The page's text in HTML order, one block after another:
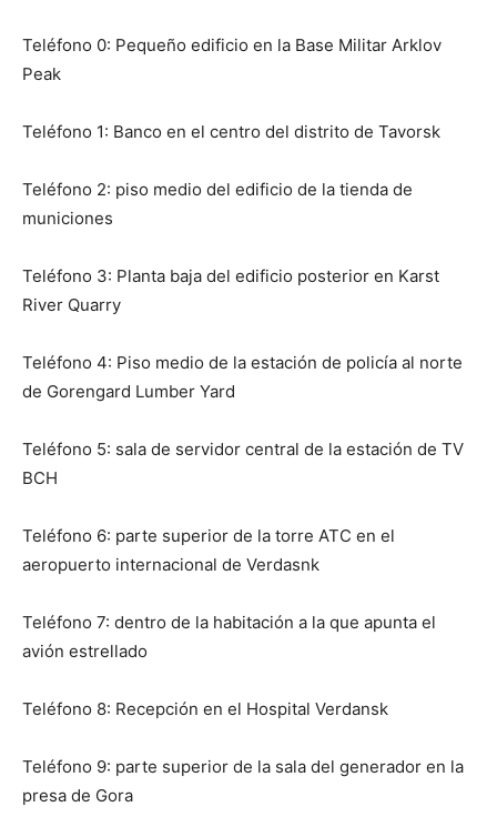
Teléfono 0: Pequeño edificio en la Base Militar Arklov
Peak
Teléfono 1: Banco en el centro del distrito de Tavorsk
Teléfono 2: piso medio del edificio de la tienda de
municiones
Teléfono 3: Planta baja del edificio posterior en Karst
River Quarry
Teléfono 4: Piso medio de la estación de policía al norte
de Gorengard Lumber Yard
Teléfono 5: sala de servidor central de la estación de TV
BCH
Teléfono 6: parte superior de la torre ATC en el
aeropuerto internacional de Verdasnk
Teléfono 7: dentro de la habitación a la que apunta el
avión estrellado
Teléfono 8: Recepción en el Hospital Verdansk
Teléfono 9: parte superior de la sala del generador en la
presa de Gora